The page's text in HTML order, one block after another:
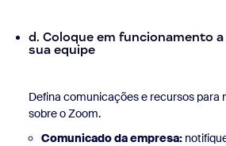
d. Coloque em funcionamento
sua equipe
Defina comunicações e recursos para
sobre o Zoom.
Comunicado da empresa: